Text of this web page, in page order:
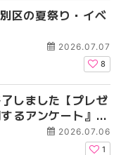
区の夏祭り・イベ
2026.07.07
8
しました【プレゼ
るアンケート』公
ャンペーン〜口にま
リー。
2026.07.06
1